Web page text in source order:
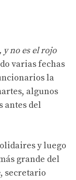
y no es el rojo
varias fechas
la
algunos
antes del
y luego
grande del
secretario